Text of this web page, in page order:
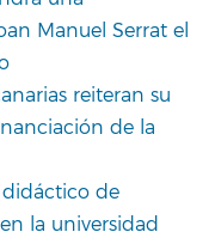
Manuel Serrat el
reiteran su
de la
didáctico de
la universidad